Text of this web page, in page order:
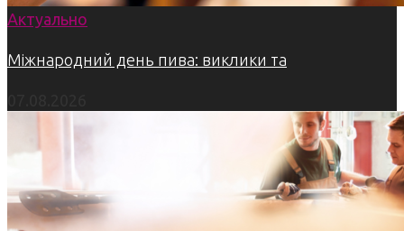
Актуально
Міжнародний день пива: виклики та